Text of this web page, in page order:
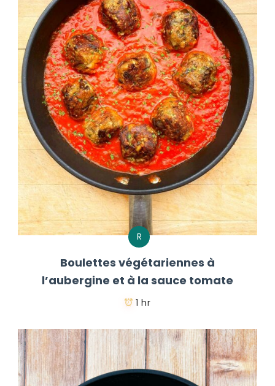
R
Boulettes végétariennes à
l’aubergine et à la sauce tomate
1 hr